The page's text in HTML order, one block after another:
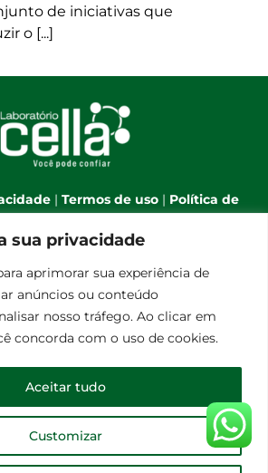
sua privacidade
aprimorar sua experiência de
anúncios ou conteúdo
nosso tráfego. Ao clicar em
concorda com o uso de cookies.
Customizar
Aceitar tudo
de iniciativas que
o [...]
| Termos de uso | Política de
Cookies|Webmail|
| Banco
- 2026 | Laboratório Cella - All Rights
Análises Clínicas Cella Ltda - CNPJ
08.248.656/0001-30
FacebookInstagram
E-
mail